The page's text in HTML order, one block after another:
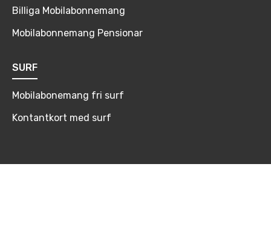
Billiga Mobilabonnemang
Mobilabonnemang Pensionar
SURF
Mobilabonemang fri surf
Kontantkort med surf